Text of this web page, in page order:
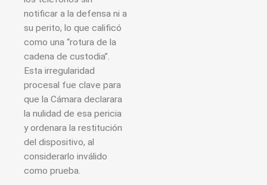
notificar a la defensa ni a
su perito, lo que calificó
como una “rotura de la
cadena de custodia”.
Esta irregularidad
procesal fue clave para
que la Cámara declarara
la nulidad de esa pericia
y ordenara la restitución
del dispositivo, al
considerarlo inválido
como prueba.